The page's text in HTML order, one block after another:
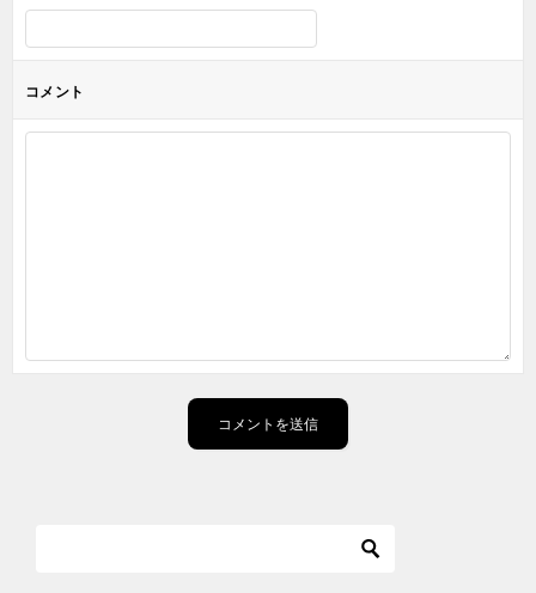
コメント